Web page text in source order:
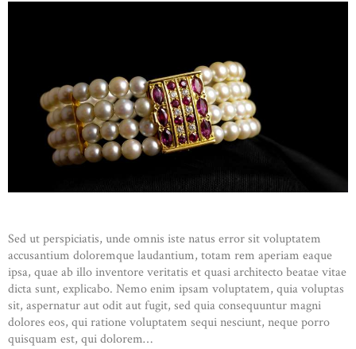
Sed ut perspiciatis, unde omnis iste natus error sit voluptatem
accusantium doloremque laudantium, totam rem aperiam eaque
ipsa, quae ab illo inventore veritatis et quasi architecto beatae vitae
dicta sunt, explicabo. Nemo enim ipsam voluptatem, quia voluptas
sit, aspernatur aut odit aut fugit, sed quia consequuntur magni
dolores eos, qui ratione voluptatem sequi nesciunt, neque porro
quisquam est, qui dolorem…